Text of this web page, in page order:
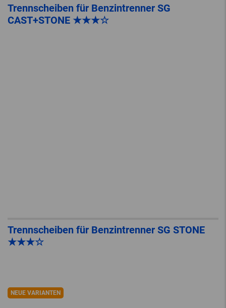
Trennscheiben für Benzintrenner SG
CAST+STONE ★★★☆
Trennscheiben für Benzintrenner SG STONE
★★★☆
NEUE VARIANTEN